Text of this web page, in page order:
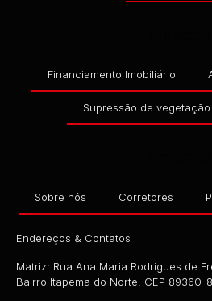
Financiamento Imobiliário
Supressão de vegetação
Sobre nós Corretores
Endereços & Contatos
Matriz: Rua Ana Maria Rodrigues de
Bairro Itapema do Norte, CEP 89360-